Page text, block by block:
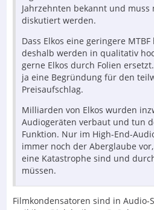
Jahrzehnten bekannt und
diskutiert werden.
Dass Elkos eine geringere
deshalb werden in qualitativ
gerne Elkos durch Folien
ja eine Begründung für den
Preisaufschlag.
Milliarden von Elkos wurden
Audiogeräten verbaut und tun
Funktion. Nur im High-End-
immer noch der Aberglaube
eine Katastrophe sind und
müssen.
Filmkondensatoren sind in Audio-